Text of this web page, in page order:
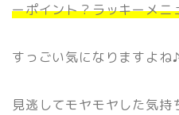
ーポイント？ラッキーメニ
すっごい気になりますよね♪
見逃してモヤモヤした気